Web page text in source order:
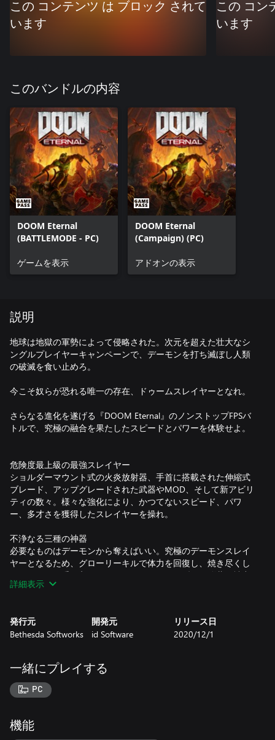
この コンテンツ は ブロック されて
います
この コン
います
このバンドルの内容
DOOM Eternal
(BATTLEMODE - PC)
ゲームを表示
DOOM Eternal
(Campaign) (PC)
アドオンの表示
説明
地球は地獄の軍勢によって侵略された。次元を超えた壮大なシ
ングルプレイヤーキャンペーンで、デーモンを打ち滅ぼし人類
の破滅を食い止めろ。
今こそ奴らが恐れる唯一の存在、ドゥームスレイヤーとなれ。
さらなる進化を遂げる『DOOM Eternal』のノンストップFPSバ
トルで、究極の融合を果たしたスピードとパワーを体験せよ。
危険度最上級の最強スレイヤー
ショルダーマウント式の火炎放射器、手首に搭載された伸縮式
ブレード、アップグレードされた武器やMOD、そして新アビリ
ティの数々。様々な強化により、かつてないスピード、パワ
ー、多才さを獲得したスレイヤーを操れ。
不浄なる三種の神器
必要なものはデーモンから奪えばいい。究極のデーモンスレイ
ヤーとなるため、グローリーキルで体力を回復し、焼き尽くし
てアーマーを手に入れ、チェーンソーで引き裂いて弾薬を補充
しろ。
2対1のマルチプレイヤーバトルが新たに登場。完全武装したド
ゥームスレイヤー1人とプレイヤー操作のデーモン2体に別れ、
る。
https://eulas.bethesda.net/doom-eternal
詳細表示
発行元
Bethesda Softworks
開発元
id Software
リリース日
2020/12/1
一緒にプレイする
PC
機能